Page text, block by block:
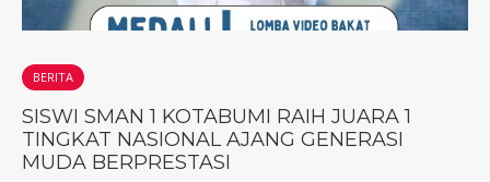
BERITA
SISWI SMAN 1 KOTABUMI RAIH JUARA 1
TINGKAT NASIONAL AJANG GENERASI
MUDA BERPRESTASI